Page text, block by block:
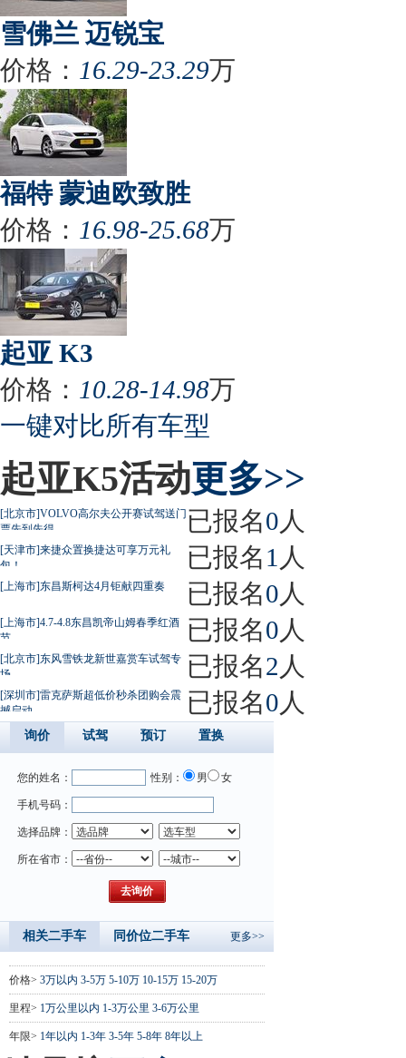
雪佛兰 迈锐宝
价格： 16.29-23.29万
福特 蒙迪欧致胜
价格： 16.98-25.68万
起亚 K3
价格： 10.28-14.98万
一键对比所有车型
起亚K5活动更多>>
[北京市]VOLVO高尔夫公开赛试驾送门
票先到先得
已报名0 人
[天津市]来捷众置换捷达可享万元礼
包！
已报名1 人
[上海市]东昌斯柯达4月钜献四重奏 已报名0 人
[上海市]4.7-4.8东昌凯帝山姆春季红酒
节
已报名0 人
[北京市]东风雪铁龙新世嘉赏车试驾专
场
已报名2 人
[深圳市]雷克萨斯超低价秒杀团购会震
撼启动
已报名0 人
询价 试驾 预订 置换
您的姓名： 性别： 男 女
手机号码：
选择品牌：
所在省市：
相关二手车 同价位二手车 更多>>
价格> 3万以内 3-5万 5-10万 10-15万 15-20万
里程> 1万公里以内 1-3万公里 3-6万公里
年限> 1年以内 1-3年 3-5年 5-8年 8年以上